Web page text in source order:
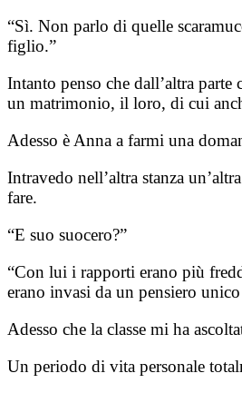
“Sì. Non parlo di quelle
figlio.”
Intanto penso che dall’altra
un matrimonio, il loro, di cui
Adesso è Anna a farmi una
Intravedo nell’altra stanza
fare.
“E suo suocero?”
“Con lui i rapporti erano più
erano invasi da un pensiero
Adesso che la classe mi ha
Un periodo di vita personale